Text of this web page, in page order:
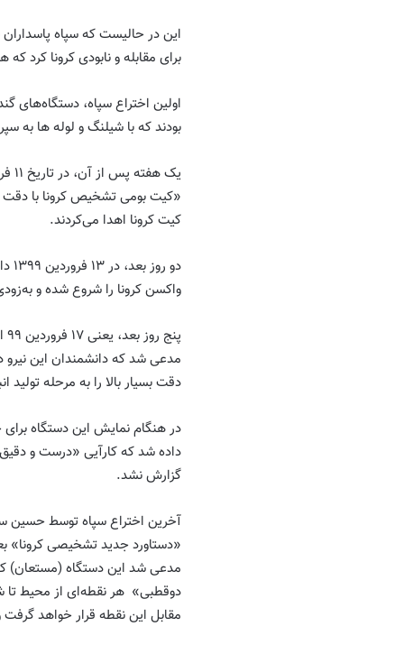
این در حالیست که سپاه
برای مقابله و نابودی کرونا کرد
اولین اختراع سپاه، دستگاه‌های
بودند که با شیلنگ و لوله ها به
«کیت بومی تشخیص کرونا با دقت
کیت کرونا اهدا می‌کردند.
واکسن کرونا را شروع شده و
مدعی شد که دانشمندان این نیرو
دقت بسیار بالا را به مرحله تولید
داده شد که کارآیی «درست و
گزارش نشد.
«دستاورد جدید تشخیصی کرونا»
مدعی شد این دستگاه (مستعان) که
مقابل این نقطه قرار خواهد گرفت و در مدت حدود «۵ ثانیه»